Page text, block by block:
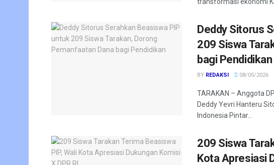
Deddy Sitorus
209 Siswa
bagi Pendidikan
BY REDAKSI 08/05/2026
TARAKAN – Anggota
Deddy Yevri Hanteru
Indonesia Pintar...
209 Siswa
Kota Apresiasi